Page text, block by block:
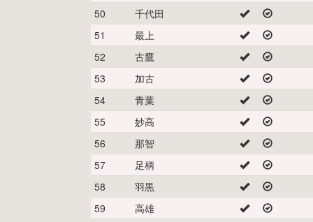
50
千代田
51
最上
52
古鷹
53
加古
54
青葉
55
妙高
56
那智
57
足柄
58
羽黒
59
高雄